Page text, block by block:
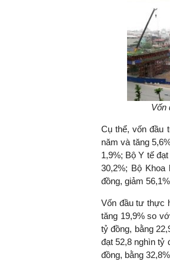
Vốn
Cụ thể, vốn đầu
năm và tăng
1,9%; Bộ Y tế
30,2%; Bộ Khoa
đồng, giảm
Vốn đầu tư thực
tăng 19,9% so
tỷ đồng, bằng
đạt 52,8 nghìn tỷ
đồng, bằng